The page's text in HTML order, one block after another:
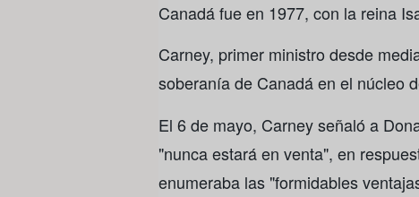
Canadá fue en 1977, con la reina
Carney, primer ministro desde
soberanía de Canadá en el núcleo
El 6 de mayo, Carney señaló a
"nunca estará en venta", en
enumeraba las "formidables